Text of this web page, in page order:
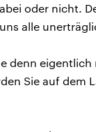
oder nicht.
alle
denn eigentlich
Sie auf dem